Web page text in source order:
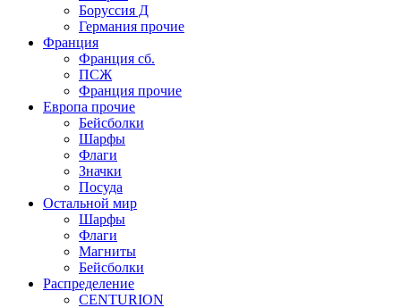
Боруссия Д
Германия прочие
Франция
Франция сб.
ПСЖ
Франция прочие
Европа прочие
Бейсболки
Шарфы
Флаги
Значки
Посуда
Остальной мир
Шарфы
Флаги
Магниты
Бейсболки
Распределение
CENTURION